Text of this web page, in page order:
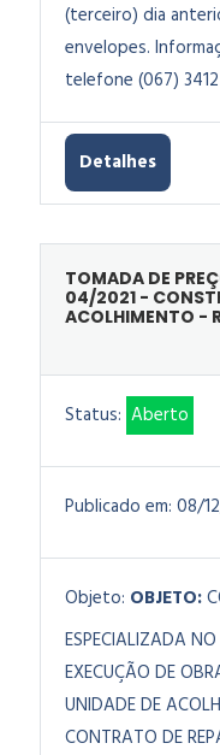
(terceiro) dia
envelopes.
telefone (067) 3412
Detalhes
TOMADA DE
04/2021 -
ACOLHIMENTO -
Status: Aberto
Publicado em: 08/
Objeto: OBJETO:
ESPECIALIZADA
EXECUÇÃO DE
UNIDADE DE
CONTRATO DE